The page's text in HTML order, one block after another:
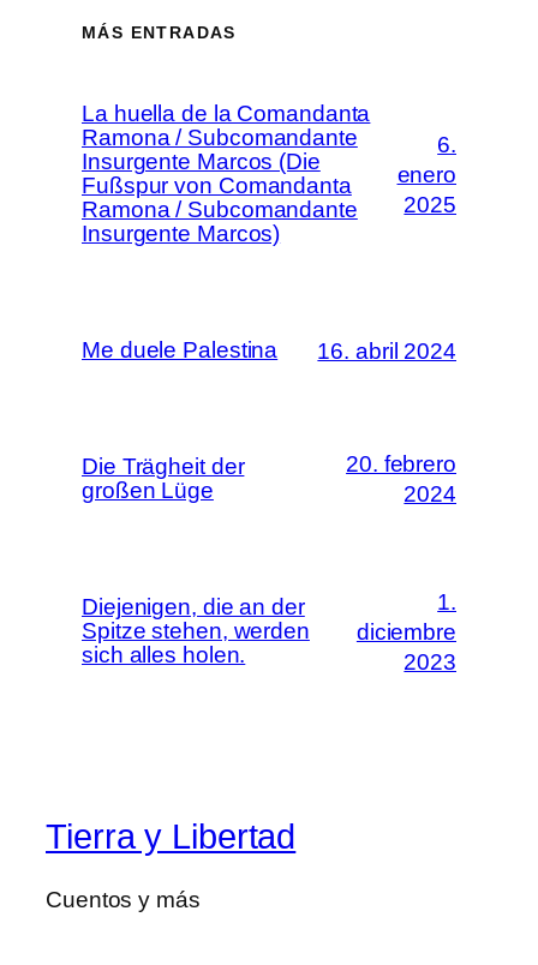
MÁS ENTRADAS
La huella de la Comandanta
Ramona / Subcomandante
Insurgente Marcos (Die
Fußspur von Comandanta
Ramona / Subcomandante
Insurgente Marcos)
6.
enero
2025
Me duele Palestina 16. abril 2024
Die Trägheit der
großen Lüge
20. febrero
2024
Diejenigen, die an der
Spitze stehen, werden
sich alles holen.
1.
diciembre
2023
Tierra y Libertad
Cuentos y más